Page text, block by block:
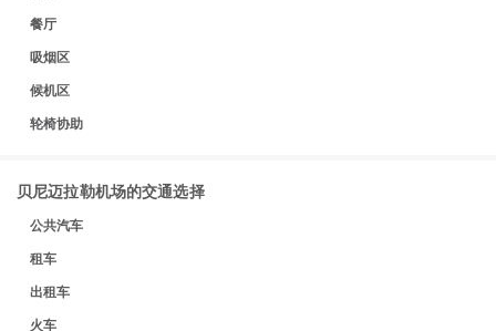
餐厅
吸烟区
候机区
轮椅协助
贝尼迈拉勒机场的交通选择
公共汽车
租车
出租车
火车